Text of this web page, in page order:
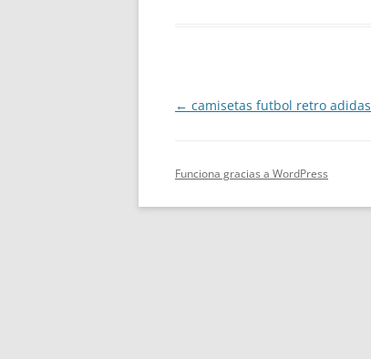
Navegación
← camisetas futbol retro adidas
Funciona gracias a WordPress